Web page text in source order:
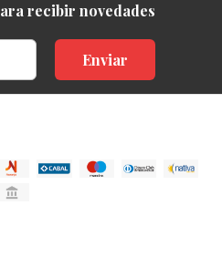
recibir novedades
Enviar